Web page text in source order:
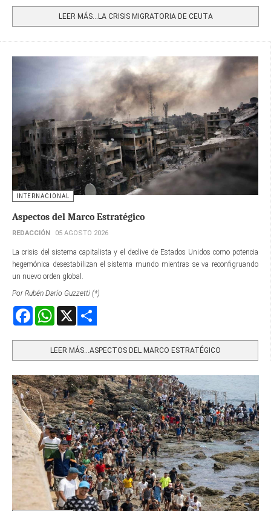
LEER MÁS…LA CRISIS MIGRATORIA DE CEUTA
INTERNACIONAL
Aspectos del Marco Estratégico
REDACCIÓN 05 AGOSTO 2026
La crisis del sistema capitalista y el declive de Estados Unidos como potencia
hegemónica desestabilizan el sistema mundo mientras se va reconfigruando
un nuevo orden global.
Por Rubén Darío Guzzetti (*)
FacebookWhatsApp
LEER MÁS…ASPECTOS DEL MARCO ESTRATÉGICO